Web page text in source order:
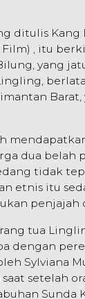
ditulis Kang
Film) , itu
yang
dua belah
tidak
etnis itu
penjajah
tua
dengan
Sylviana
setelah
Sunda